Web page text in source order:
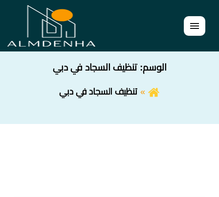
القائمة
الوسم:تنظيف السجاد في دبي
تنظيف السجاد في دبي